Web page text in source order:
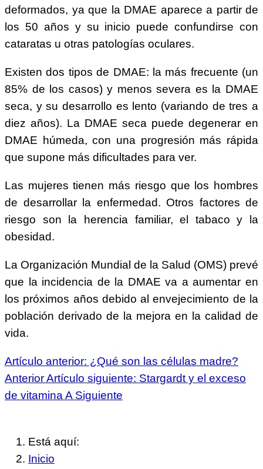
deformados, ya que la DMAE aparece a partir de
los 50 años y su inicio puede confundirse con
cataratas u otras patologías oculares.
Existen dos tipos de DMAE: la más frecuente (un
85% de los casos) y menos severa es la DMAE
seca, y su desarrollo es lento (variando de tres a
diez años). La DMAE seca puede degenerar en
DMAE húmeda, con una progresión más rápida
que supone más dificultades para ver.
Las mujeres tienen más riesgo que los hombres
de desarrollar la enfermedad. Otros factores de
riesgo son la herencia familiar, el tabaco y la
obesidad.
La Organización Mundial de la Salud (OMS) prevé
que la incidencia de la DMAE va a aumentar en
los próximos años debido al envejecimiento de la
población derivado de la mejora en la calidad de
vida.
Artículo anterior: ¿Qué son las células madre?
AnteriorArtículo siguiente: Stargardt y el exceso
de vitamina A Siguiente
Está aquí:
Inicio